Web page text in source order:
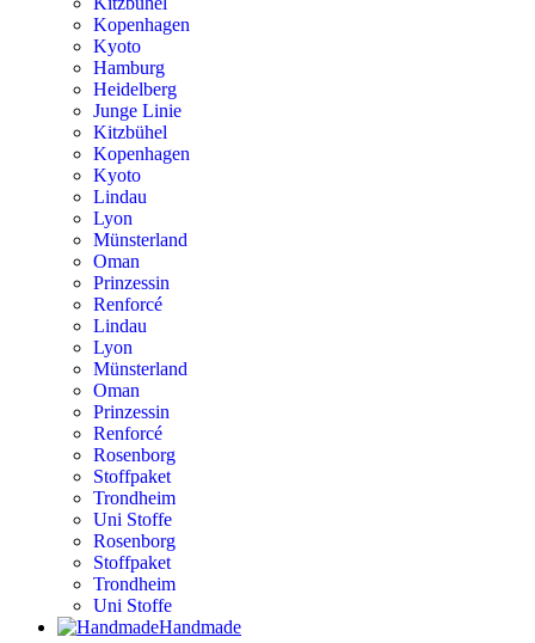
Kopenhagen
Kyoto
Hamburg
Heidelberg
Junge Linie
Kitzbühel
Kopenhagen
Kyoto
Lindau
Lyon
Münsterland
Oman
Prinzessin
Renforcé
Lindau
Lyon
Münsterland
Oman
Prinzessin
Renforcé
Rosenborg
Stoffpaket
Trondheim
Uni Stoffe
Rosenborg
Stoffpaket
Trondheim
Uni Stoffe
Handmade